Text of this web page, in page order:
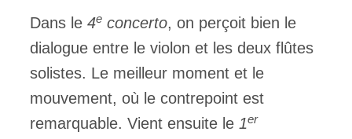
Dans le 4e concerto, on perçoit bien le
dialogue entre le violon et les deux flûtes
solistes. Le meilleur moment et le
mouvement, où le contrepoint est
remarquable. Vient ensuite le 1er